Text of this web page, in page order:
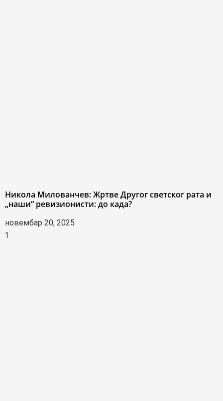
Никола Милованчев: Жртве Другог светског рата и
„наши“ ревизионисти: до када?
новембар 20, 2025